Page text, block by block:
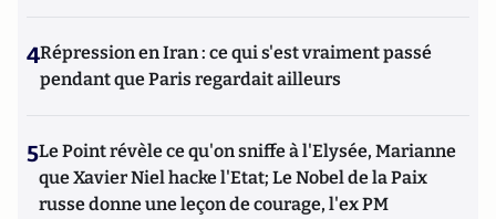
4Répression en Iran : ce qui s'est vraiment passé
pendant que Paris regardait ailleurs
5Le Point révèle ce qu'on sniffe à l'Elysée, Marianne
que Xavier Niel hacke l'Etat; Le Nobel de la Paix
russe donne une leçon de courage, l'ex PM